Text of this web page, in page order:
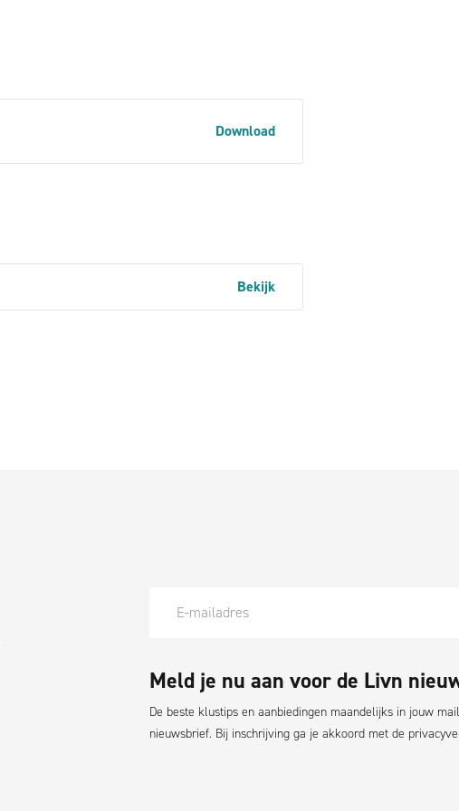
Download
Bekijk
Meld je nu aan voor de Livn
De beste klustips en aanbiedingen maandelijks in jouw
nieuwsbrief. Bij inschrijving ga je akkoord met de